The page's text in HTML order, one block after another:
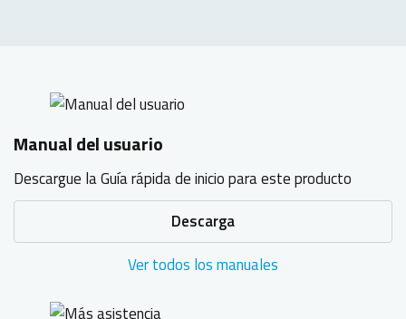
Manual del usuario
Descargue la Guía rápida de inicio para este producto
Descarga
Ver todos los manuales